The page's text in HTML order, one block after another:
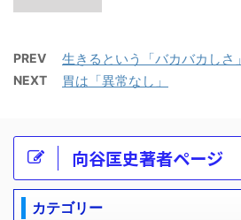
PREV 生きるという「バカバカしさ」
NEXT 胃は「異常なし」
向谷匡史著者ページ
カテゴリー